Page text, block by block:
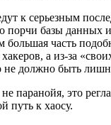
к серьезным
порчи базы данных
большая часть
хакеров, а из-за
не должно быть
паранойя, это
путь к хаосу.